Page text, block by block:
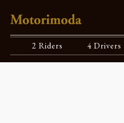
2 Riders 4 Drivers